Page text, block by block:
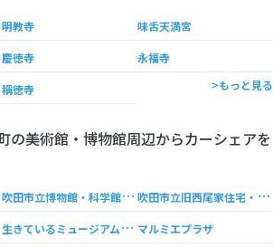
明教寺 味舌天満宮
慶徳寺 永福寺
稱徳寺 >もっと見る
の美術館・博物館周辺からカーシェアを
吹
田市立博物館・科学館博物館 吹
田市立旧西尾家住宅・吹田文化創造交流館
生
きているミュージアム ニフレル マルミエプラザ